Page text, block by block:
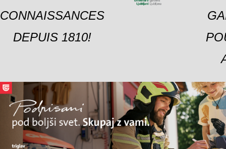
CONNAISSANCES
DEPUIS 1810!